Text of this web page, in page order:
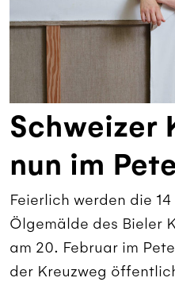
Schweizer
nun im
Feierlich werden die
Ölgemälde des Bieler
am 20. Februar im
der Kreuzweg